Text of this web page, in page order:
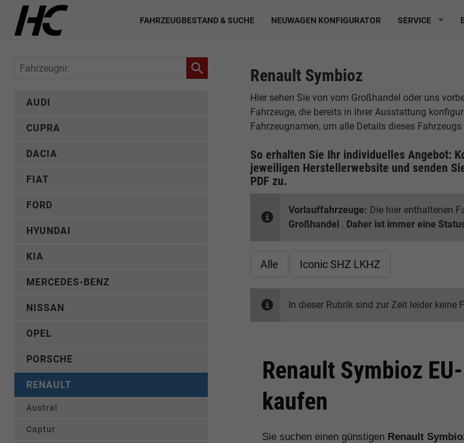
FAHRZEUGBESTAND & SUCHE NEUWAGEN KONFIGURATOR SERVICE
Renault Symbioz
Hier sehen Sie von vom Großhandel oder uns
Fahrzeuge, die bereits in ihrer Ausstattung
Fahrzeugnamen, um alle Details dieses Fahrzeugs
So erhalten Sie Ihr individuelles Angebot:
jeweiligen Herstellerwebsite und senden
PDF zu.
Vorlauffahrzeuge: Die hier enthaltenen
Großhandel . Daher ist immer eine
Alle Iconic SHZ LKHZ
In dieser Rubrik sind zur Zeit leider keine
Renault Symbioz
kaufen
Sie suchen einen günstigen Renault
Fahrzeugnr.
AUDI
CUPRA
DACIA
FIAT
FORD
HYUNDAI
KIA
MERCEDES-BENZ
NISSAN
OPEL
PORSCHE
RENAULT
Austral
Captur